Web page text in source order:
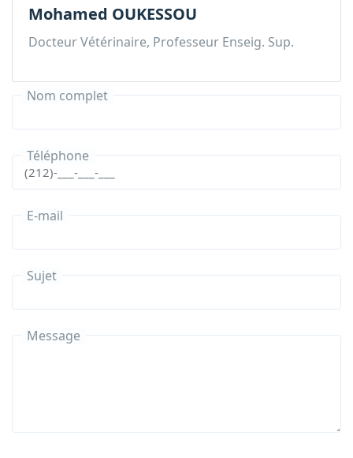
Mohamed OUKESSOU
Docteur Vétérinaire, Professeur Enseig. Sup.
Nom complet
Téléphone
E-mail
Sujet
Message